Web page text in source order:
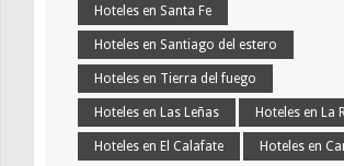
Hoteles en Santa Fe
Hoteles en Santiago del estero
Hoteles en Tierra del fuego
Hoteles en Las Leñas Hoteles en La
Hoteles en El Calafate Hoteles en